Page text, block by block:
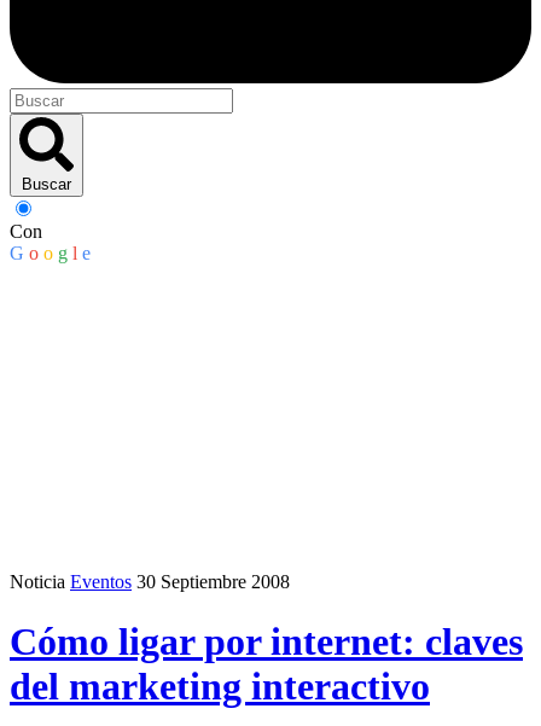
Buscar
Con
G o o g l e
Noticia Eventos 30 Septiembre 2008
Cómo ligar por internet: claves
del marketing interactivo